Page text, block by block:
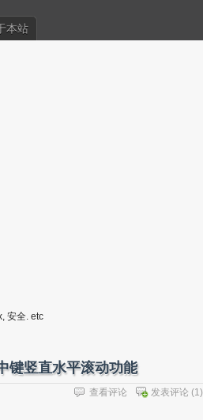
本站
安全. etc
竖直水平滚动功能
发表评论 (1)
查看评论